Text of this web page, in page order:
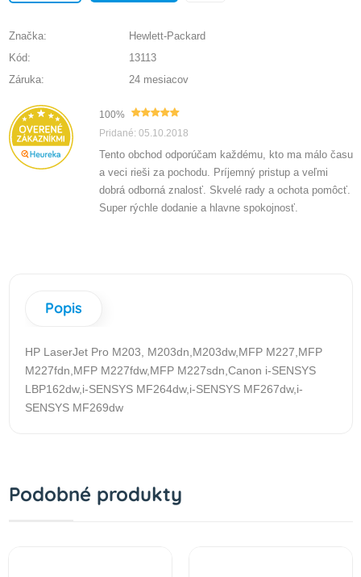
Značka:
Hewlett-Packard
Kód:
13113
Záruka:
24 mesiacov
100%
Pridané: 05.10.2018
Tento obchod odporúčam každému, kto ma málo času
a veci rieši za pochodu. Príjemný pristup a veľmi
dobrá odborná znalosť. Skvelé rady a ochota pomôcť.
Super rýchle dodanie a hlavne spokojnosť.
Popis
HP LaserJet Pro M203, M203dn,M203dw,MFP M227,MFP
M227fdn,MFP M227fdw,MFP M227sdn,Canon i-SENSYS
LBP162dw,i-SENSYS MF264dw,i-SENSYS MF267dw,i-
SENSYS MF269dw
Podobné produkty